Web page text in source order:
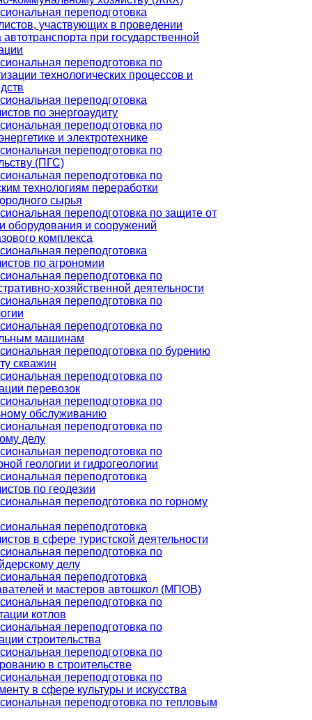
переподготовка
участвующих в проведении
при государственной
переподготовка по
технологических процессов и
переподготовка
по энергоаудиту
переподготовка по
и электротехнике
переподготовка по
(ПГС)
переподготовка по
технологиям переработки
сырья
переподготовка по защите от
оборудования и сооружений
комплекса
переподготовка
по агрономии
переподготовка по
хозяйственной деятельности
переподготовка по
переподготовка по
машинам
переподготовка по бурению
скважин
переподготовка по
перевозок
переподготовка по
обслуживанию
переподготовка по
делу
переподготовка по
геологии и гидрогеологии
переподготовка
по геодезии
переподготовка по горному
переподготовка
в сфере туристской деятельности
переподготовка по
делу
переподготовка
и мастеров автошкол (МПОВ)
переподготовка по
котлов
переподготовка по
строительства
переподготовка по
в строительстве
переподготовка по
в сфере культуры и искусства
переподготовка по тепловым